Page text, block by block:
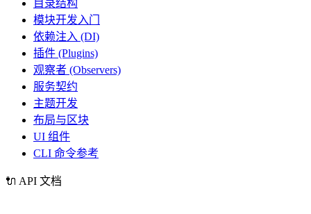
目录结构
模块开发入门
依赖注入 (DI)
插件 (Plugins)
观察者 (Observers)
服务契约
主题开发
布局与区块
UI 组件
CLI 命令参考
🔌 API 文档